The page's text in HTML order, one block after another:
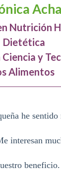
Acha
Nutrición
Dietética
Ciencia y
Alimentos
he
interesan